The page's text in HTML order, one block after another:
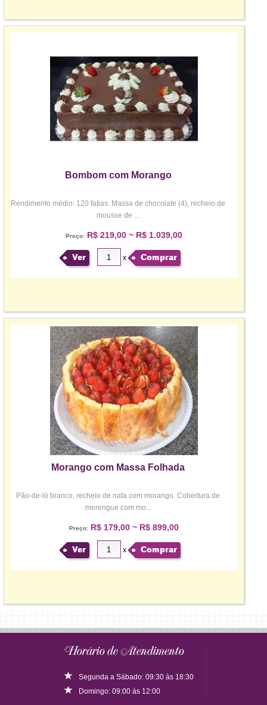
Bombom com Morango
Rendimento médio: 120 fatias. Massa de chocolate (4), recheio de
mousse de ...
Preço:R$ 219,00 ~ R$ 1.039,00
Ver x Comprar
Morango com Massa Folhada
Pão-de-ló branco, recheio de nata com morango. Cobertura de
merengue com mo...
Preço:R$ 179,00 ~ R$ 899,00
Ver x Comprar
Horário de Atendimento
Segunda a Sábado: 09:30 às 18:30
Domingo: 09:00 às 12:00